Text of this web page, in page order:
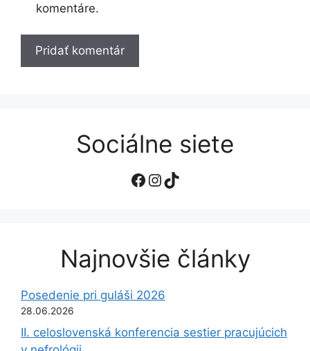
komentáre.
Sociálne siete
Facebook
Instagram
TikTok
Najnovšie články
Posedenie pri guláši 2026
28.06.2026
II. celoslovenská konferencia sestier pracujúcich